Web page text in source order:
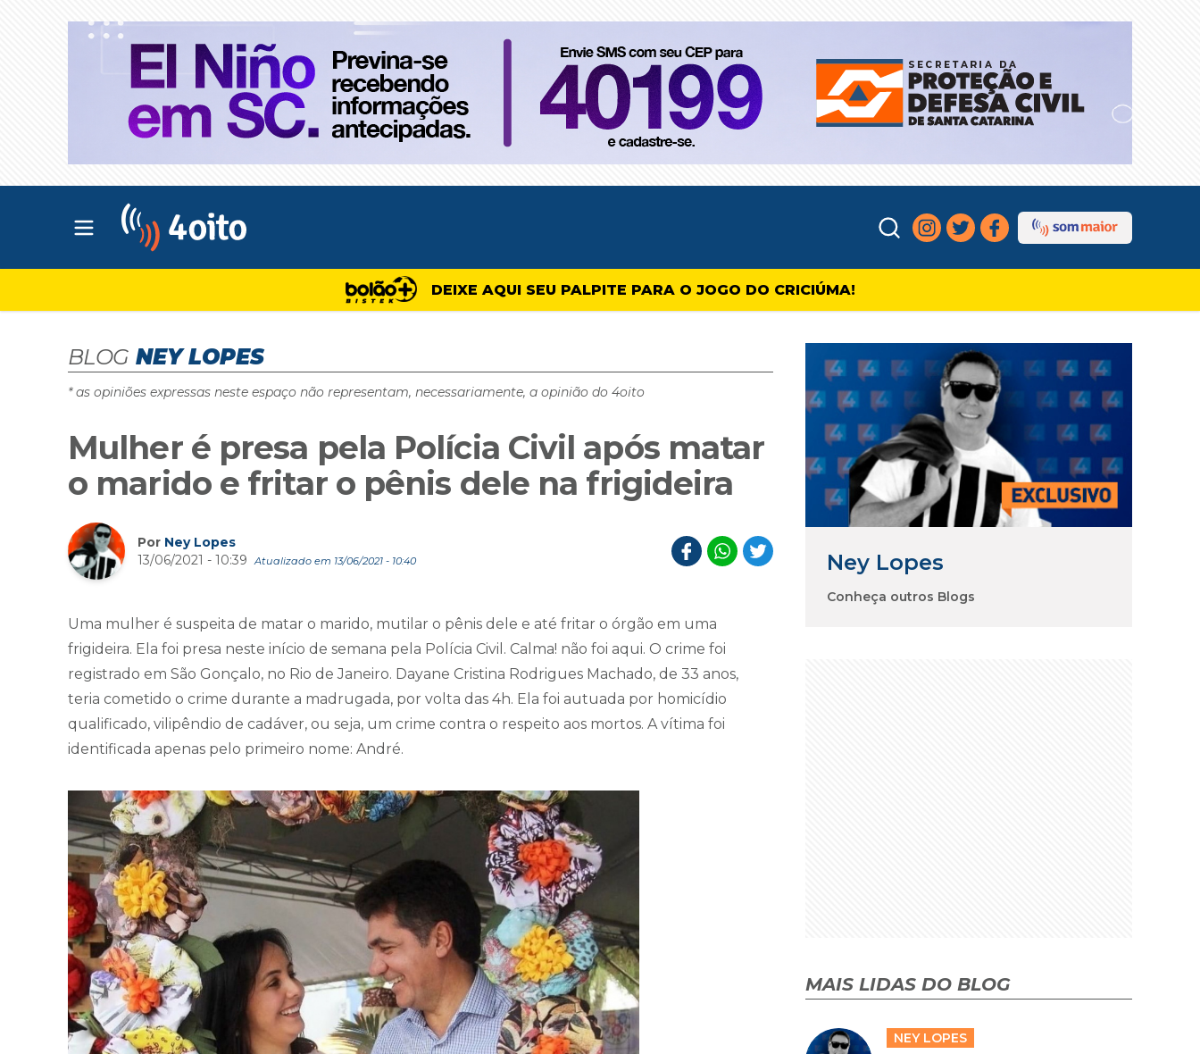
Abrir menu principal
DEIXE AQUI SEU PALPITE PARA O JOGO DO CRICIÚMA!
BLOG NEY LOPES
* as opiniões expressas neste espaço não representam, necessariamente, a opinião do 4oito
Mulher é presa pela Polícia Civil após matar
o marido e fritar o pênis dele na frigideira
Por Ney Lopes
13/06/2021 - 10:39
Atualizado em 13/06/2021 - 10:40
Uma mulher é suspeita de matar o marido, mutilar o pênis dele e até fritar o órgão em uma
frigideira. Ela foi presa neste início de semana pela Polícia Civil. Calma! não foi aqui. O crime foi
registrado em São Gonçalo, no Rio de Janeiro. Dayane Cristina Rodrigues Machado, de 33 anos,
teria cometido o crime durante a madrugada, por volta das 4h. Ela foi autuada por homicídio
qualificado, vilipêndio de cadáver, ou seja, um crime contra o respeito aos mortos. A vítima foi
identificada apenas pelo primeiro nome: André.
Ney Lopes
Conheça outros Blogs
MAIS LIDAS DO BLOG
NEY LOPES